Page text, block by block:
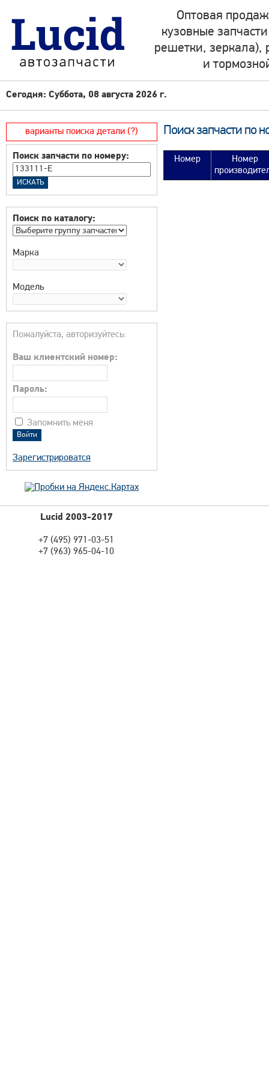
Оптовая
кузовные
решетки, зеркала),
и
Сегодня: Суббота, 08 августа 2026 г.
варианты поиска детали (?)
Поиск запчасти по номеру:
Поиск по каталогу:
Марка
Модель
Пожалуйста, авторизуйтесь:
Ваш клиентский номер:
Пароль:
Запомнить меня
Зарегистрироватся
Поиск запчасти по
Номер
Номер
Lucid 2003-2017
+7 (495) 971-03-51
+7 (963) 965-04-10